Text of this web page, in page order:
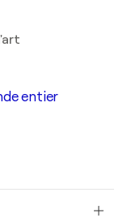
entier